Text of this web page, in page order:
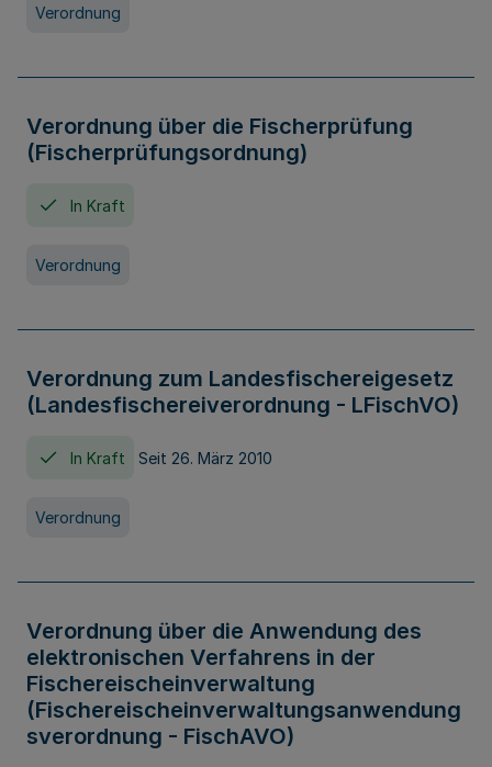
Verordnung
Verordnung über die Fischerprüfung
(Fischerprüfungsordnung)
In Kraft
Verordnung
Verordnung zum Landesfischereigesetz
(Landesfischereiverordnung - LFischVO)
In Kraft Seit 26. März 2010
Verordnung
Verordnung über die Anwendung des
elektronischen Verfahrens in der
Fischereischeinverwaltung
(Fischereischeinverwaltungsanwendung
sverordnung - FischAVO)